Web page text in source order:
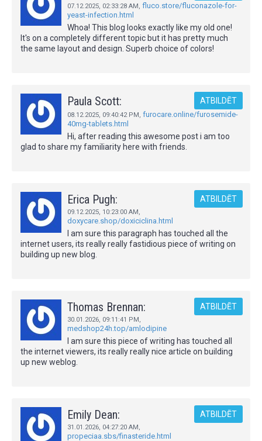
07.12.2025, 02:33:28 AM, fluco.store/fluconazole-for-
yeast-infection.html
Whoa! This blog looks exactly like my old one!
It's on a completely different topic but it has pretty much
the same layout and design. Superb choice of colors!
Paula Scott:
08.12.2025, 09:40:42 PM, furocare.online/furosemide-
40mg-tablets.html
ATBILDĒT
Hi, after reading this awesome post i am too
glad to share my familiarity here with friends.
Erica Pugh:
09.12.2025, 10:23:00 AM,
doxycare.shop/doxiciclina.html
ATBILDĒT
I am sure this paragraph has touched all the
internet users, its really really fastidious piece of writing on
building up new blog.
Thomas Brennan:
30.01.2026, 09:11:41 PM,
medshop24h.top/amlodipine
ATBILDĒT
I am sure this piece of writing has touched all
the internet viewers, its really really nice article on building
up new weblog.
Emily Dean:
31.01.2026, 04:27:20 AM,
propeciaa.sbs/finasteride.html
ATBILDĒT